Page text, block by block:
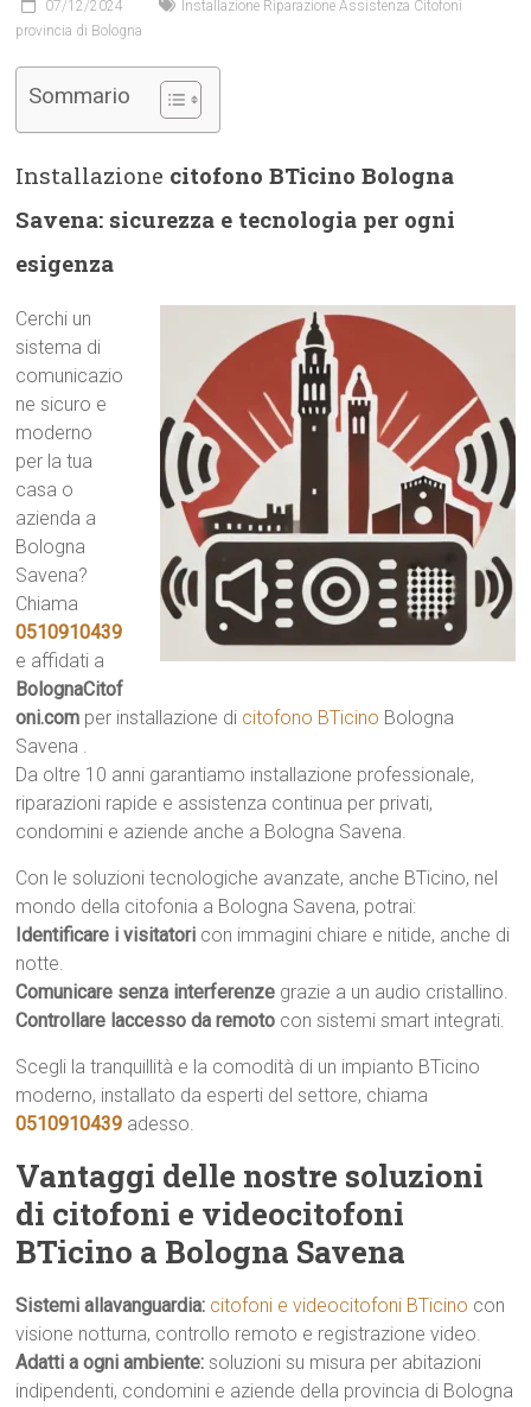
07/12/2024
Installazione Riparazione Assistenza Citofoni
provincia di Bologna
Sommario
Installazione citofono BTicino Bologna
Savena: sicurezza e tecnologia per ogni
esigenza
Cerchi un
sistema di
comunicazio
ne sicuro e
moderno
per la tua
casa o
azienda a
Bologna
Savena?
Chiama
0510910439
e affidati a
BolognaCitof
oni.com per installazione di citofono BTicino Bologna
Savena .
Da oltre 10 anni garantiamo installazione professionale,
riparazioni rapide e assistenza continua per privati,
condomini e aziende anche a Bologna Savena.
Con le soluzioni tecnologiche avanzate, anche BTicino, nel
mondo della citofonia a Bologna Savena, potrai:
Identificare i visitatori con immagini chiare e nitide, anche di
notte.
Comunicare senza interferenze grazie a un audio cristallino.
Controllare laccesso da remoto con sistemi smart integrati.
Scegli la tranquillità e la comodità di un impianto BTicino
moderno, installato da esperti del settore, chiama
0510910439 adesso.
Vantaggi delle nostre soluzioni
di citofoni e videocitofoni
BTicino a Bologna Savena
Sistemi allavanguardia: citofoni e videocitofoni BTicino con
visione notturna, controllo remoto e registrazione video.
Adatti a ogni ambiente: soluzioni su misura per abitazioni
indipendenti, condomini e aziende della provincia di Bologna